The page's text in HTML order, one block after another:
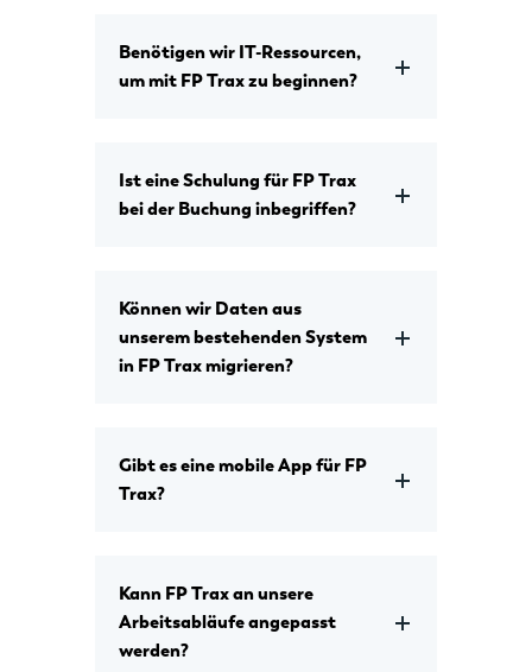
Benötigen wir IT-Ressourcen,
um mit FP Trax zu beginnen?
Ist eine Schulung für FP Trax
bei der Buchung inbegriffen?
Können wir Daten aus
unserem bestehenden System
in FP Trax migrieren?
Gibt es eine mobile App für FP
Trax?
Kann FP Trax an unsere
Arbeitsabläufe angepasst
werden?